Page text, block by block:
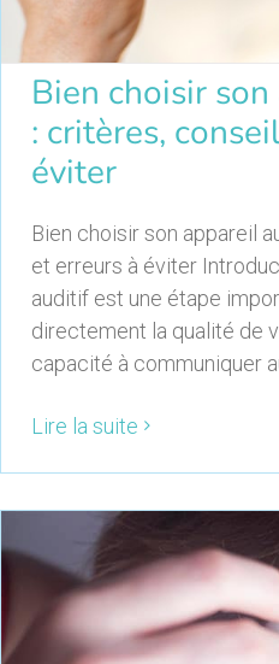
Bien choisir
: critères,
éviter
Bien choisir son appareil
et erreurs à éviter
auditif est une étape
directement la qualité de
capacité à communiquer
Lire la suite